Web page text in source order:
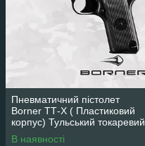
Пневматичний пістолет
Borner ТТ-X ( Пластиковий
корпус) Тульський токаревий
ТТ газобалонний CO2
В наявності